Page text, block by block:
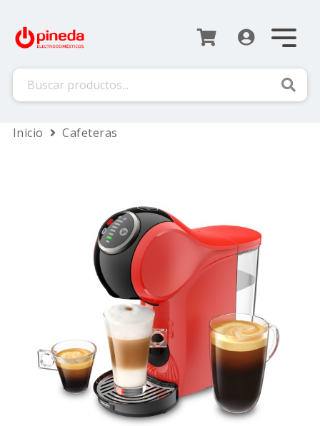
Inicio
 Cafeteras